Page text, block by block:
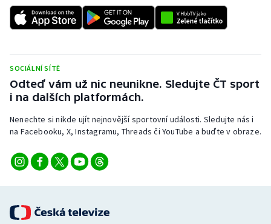
SOCIÁLNÍ SÍTĚ
Odteď vám už nic neunikne. Sledujte ČT sport
i na dalších platformách.
Nenechte si nikde ujít nejnovější sportovní události. Sledujte nás i
na Facebooku, X, Instagramu, Threads či YouTube a buďte v obraze.